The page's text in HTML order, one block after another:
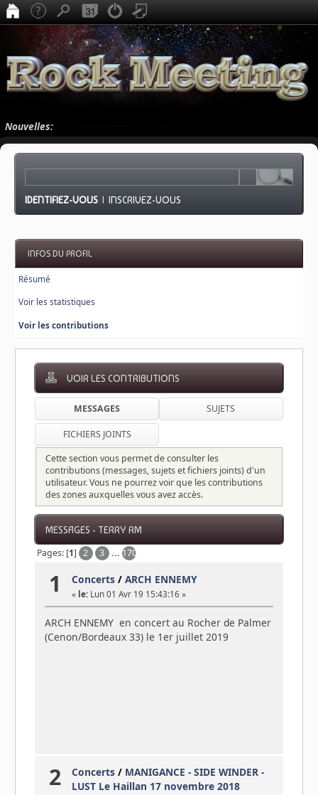
Nouvelles:
IDENTIFIEZ-VOUS |INSCRIVEZ-VOUS
INFOS DU PROFIL
Résumé
Voir les statistiques
Voir les contributions
VOIR LES CONTRIBUTIONS
MESSAGES SUJETS
FICHIERS JOINTS
Cette section vous permet de consulter les
contributions (messages, sujets et fichiers joints) d'un
utilisateur. Vous ne pourrez voir que les contributions
des zones auxquelles vous avez accès.
MESSAGES - TERRY RM
Pages: [1] 2 3 ... 170
1 Concerts /ARCH ENNEMY
« le: Lun 01 Avr 19 15:43:16 »
ARCH ENNEMY en concert au Rocher de Palmer
(Cenon/Bordeaux 33) le 1er juillet 2019
2 Concerts / MANIGANCE - SIDE WINDER -
LUST Le Haillan 17 novembre 2018